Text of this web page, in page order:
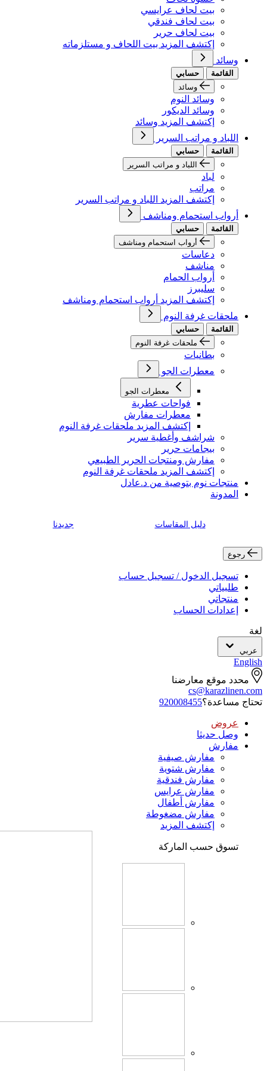
بيت لحاف عرايسي
بيت لحاف فندقي
بيت لحاف حرير
إكتشف المزيد بيت اللحاف و مستلزماته
وسائد
القائمة
حسابي
وسائد
وسائد النوم
وسائد الديكور
إكتشف المزيد وسائد
اللباد و مراتب السرير
القائمة
حسابي
اللباد و مراتب السرير
لباد
مراتب
إكتشف المزيد اللباد و مراتب السرير
أرواب استحمام ومناشف
القائمة
حسابي
أرواب استحمام ومناشف
دعاسات
مناشف
أرواب الحمام
سليبرز
إكتشف المزيد أرواب استحمام ومناشف
ملحقات غرفة النوم
القائمة
حسابي
ملحقات غرفة النوم
بطانيات
معطرات الجو
معطرات الجو
فواحات عطرية
معطرات مفارش
إكتشف المزيد ملحقات غرفة النوم
شراشف وأغطية سرير
بيجامات حرير
مفارش ومنتجات الحرير الطبيعي
إكتشف المزيد ملحقات غرفة النوم
منتجات نوم بتوصية من د.عادل
المدونة
دليل المقاسات جديدنا
رجوع
تسجيل الدخول / تسجيل حساب
طلبياتي
منتجاتي
إعدادات الحساب
لغة
عربي
English
محدد موقع معارضنا
cs@karazlinen.com
تحتاج مساعدة؟920008455
عروض
وصل حديثا
مفارش
مفارش صيفية
مفارش شتوية
مفارش فندقية
مفارش عرايس
مفارش أطفال
مفارش مضغوطة
إكتشف المزيد
تسوق حسب الماركة